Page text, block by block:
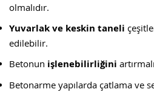
olmalıdır.
Yuvarlak ve keskin taneli
edilebilir.
Betonun işlenebilirliğini
Betonarme yapılarda çatlama ve